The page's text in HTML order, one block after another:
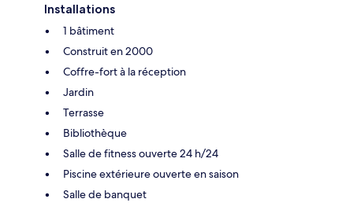
Installations
1 bâtiment
Construit en 2000
Coffre-fort à la réception
Jardin
Terrasse
Bibliothèque
Salle de fitness ouverte 24 h/24
Piscine extérieure ouverte en saison
Salle de banquet